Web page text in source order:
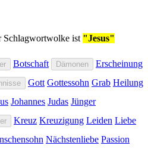
Schlagwortwolke ist "Jesus"
Botschaft Dämonen Erscheinung
Gott Gottessohn Grab Heilung
Johannes Judas Jünger
Kreuz Kreuzigung Leiden Liebe
Nächstenliebe Passion